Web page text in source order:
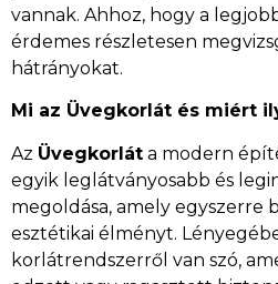
vannak. Ahhoz, hogy a
érdemes részletesen
hátrányokat.
Mi az Üvegkorlát és miért
Az Üvegkorlát a modern
egyik leglátványosabb és
megoldása, amely egyszerre
esztétikai élményt.
korlátrendszerről van szó,